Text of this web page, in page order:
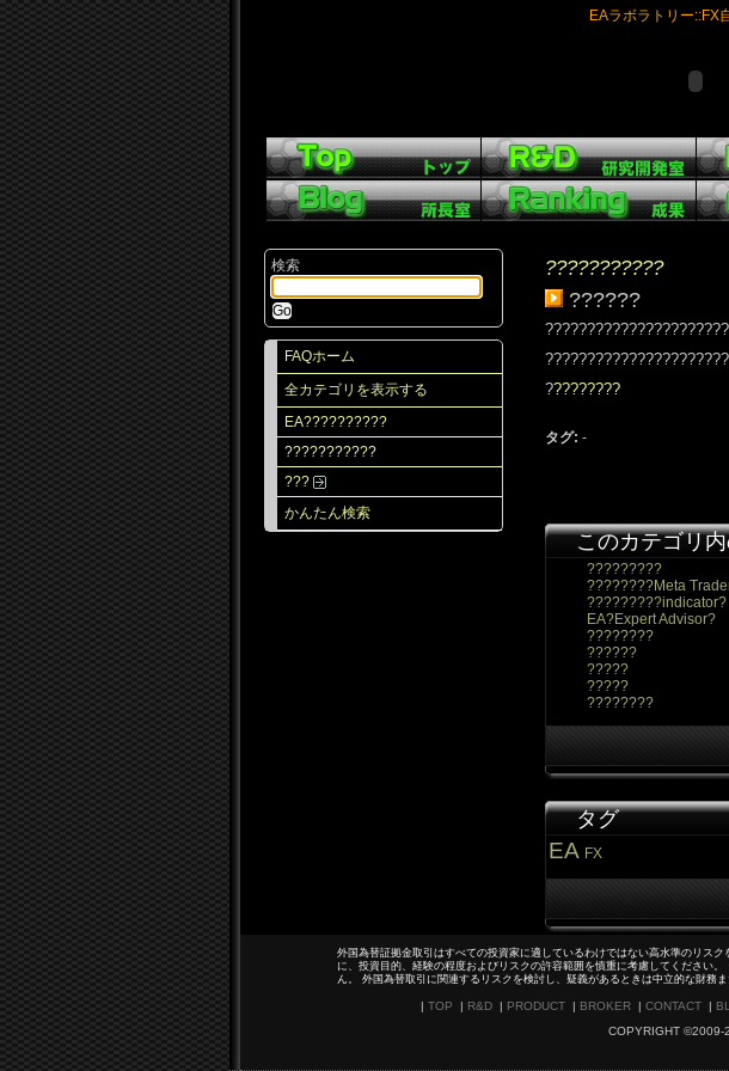
EAラボラトリー::FX
検索
FAQホーム
全カテゴリを表示する
EA??????????
???????????
???
かんたん検索
???????????
??????
?????????
タグ: -
このカテゴリ
?????????
????????Meta
?????????indicator?
EA?Expert Advisor?
????????
??????
?????
?????
????????
タグ
EA FX
外国為替証拠金取引はすべての投資家に適しているわけではない高水準のリス
に、投資目的、経験の程度およびリスクの許容範囲を慎重に考慮してください
ん。 外国為替取引に関連するリスクを検討し、疑義があるときは中立的な財務
| TOP | R&D| PRODUCT| BROKER| CONTACT|
COPYRIGHT ©2009-